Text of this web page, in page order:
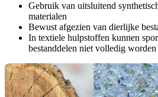
Gebruik van uitsluitend
materialen
Bewust afgezien van dierlijke
In textiele hulpstoffen kunnen
bestanddelen niet volledig